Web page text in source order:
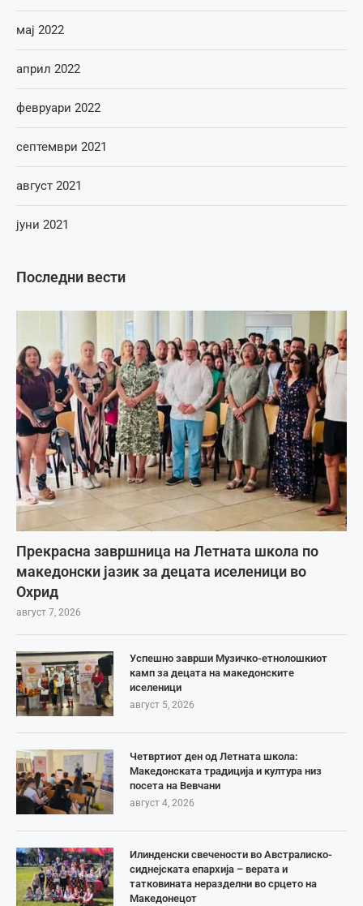
Последни вести
Прекрасна завршница на Летната школа по
македонски јазик за децата иселеници во
Охрид
август 7, 2026
Успешно заврши Музичко-етнолошкиот
камп за децата на македонските
иселеници
август 5, 2026
Четвртиот ден од Летната школа:
Македонската традиција и култура низ
посета на Вевчани
август 4, 2026
Илинденски свечености во Австралиско-
сиднејската епархија – верата и
татковината неразделни во срцето на
Македонецот
мај 2022
април 2022
февруари 2022
септември 2021
август 2021
јуни 2021